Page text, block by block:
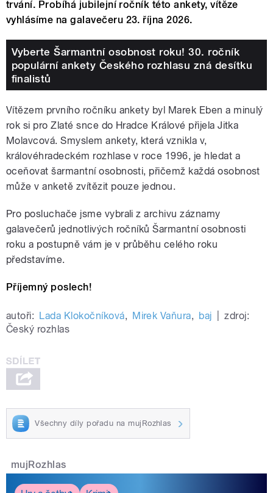
trvání. Probíhá jubilejní ročník této ankety, vítěze
vyhlásíme na galavečeru 23. října 2026.
Vyberte Šarmantní osobnost roku! 30. ročník
populární ankety Českého rozhlasu zná desítku
finalistů
Vítězem prvního ročníku ankety byl Marek Eben a minulý
rok si pro Zlaté snce do Hradce Králové přijela Jitka
Molavcová. Smyslem ankety, která vznikla v,
královéhradeckém rozhlase v roce 1996, je hledat a
oceňovat šarmantní osobnosti, přičemž každá osobnost
může v anketě zvítězit pouze jednou.
Pro posluchače jsme vybrali z archivu záznamy
galavečerů jednotlivých ročníků Šarmantní osobnosti
roku a postupně vám je v průběhu celého roku
představíme.
Příjemný poslech!
autoři: Lada Klokočníková, Mirek Vaňura, baj
zdroj:
Český rozhlas
Všechny díly pořadu na mujRozhlas
mujRozhlas